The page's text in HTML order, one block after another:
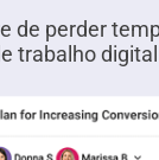
de perder
trabalho